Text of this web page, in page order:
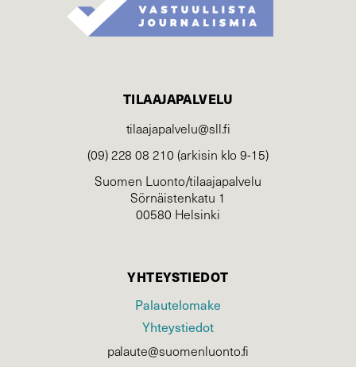
TILAAJAPALVELU
tilaajapalvelu@sll.fi
(09) 228 08 210 (arkisin klo 9-15)
Suomen Luonto/tilaajapalvelu
Sörnäistenkatu 1
00580 Helsinki
YHTEYSTIEDOT
Palautelomake
Yhteystiedot
palaute@suomenluonto.fi